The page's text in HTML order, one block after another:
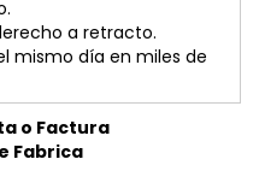
a retracto.
mismo día en miles de
o Factura
Fabrica